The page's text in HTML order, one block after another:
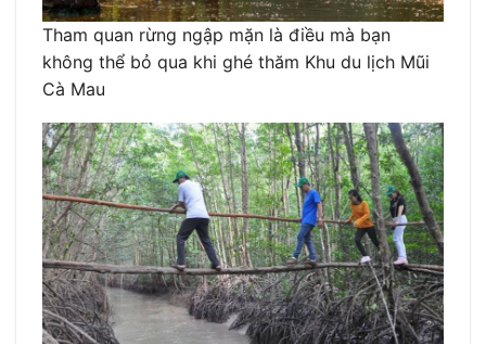
Tham quan rừng ngập mặn là điều mà bạn
không thể bỏ qua khi ghé thăm Khu du lịch Mũi
Cà Mau